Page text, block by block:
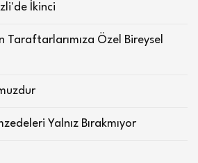
İkinci
Taraftarlarımıza Özel Bireysel
Yalnız Bırakmıyor